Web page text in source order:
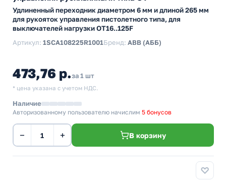
Удлиненный переходник диаметром 6 мм и длиной 265 мм
для рукояток управления пистолетного типа, для
выключателей нагрузки ОТ16..125F
Артикул: 1SCA108225R1001Бренд: ABB (АББ)
473,76 р.за 1 шт
* цена указана с учетом НДС.
Наличие
Авторизованному пользователю начислим 5 бонусов
− + В корзину